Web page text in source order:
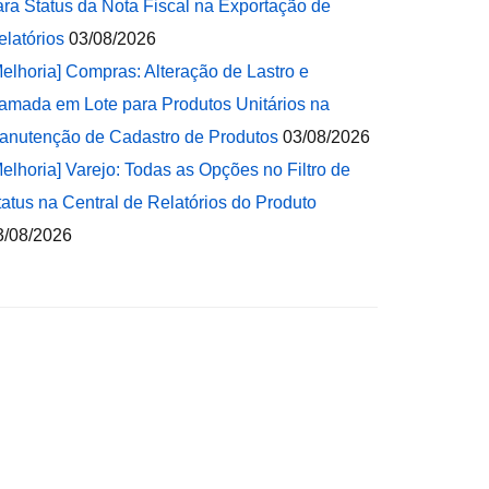
Status da Nota Fiscal na Exportação de
03/08/2026
Compras: Alteração de Lastro e
em Lote para Produtos Unitários na
de Cadastro de Produtos 03/08/2026
Varejo: Todas as Opções no Filtro de
na Central de Relatórios do Produto
08/2026